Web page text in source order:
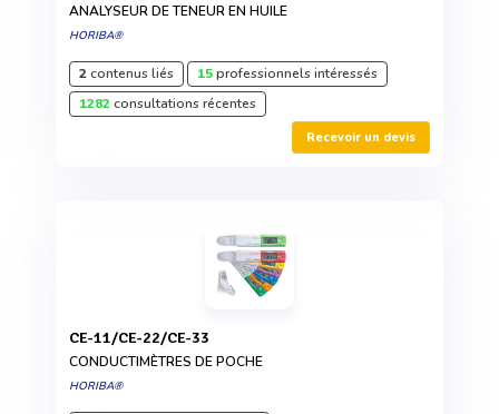
ANALYSEUR DE TENEUR EN HUILE
HORIBA®
2contenus liés 15professionnels intéressés
1282consultations récentes
Recevoir un devis
CE-11/CE-22/CE-33
CONDUCTIMÈTRES DE POCHE
HORIBA®